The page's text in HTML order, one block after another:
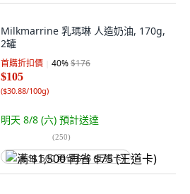
Milkmarrine 乳瑪琳 人造奶油, 170g,
2罐
首購折扣價 40%$176
$105
($30.88/100g)
明天 8/8 (六) 預計送達
(250)
满 $1,500 再省 $75 (王道卡)